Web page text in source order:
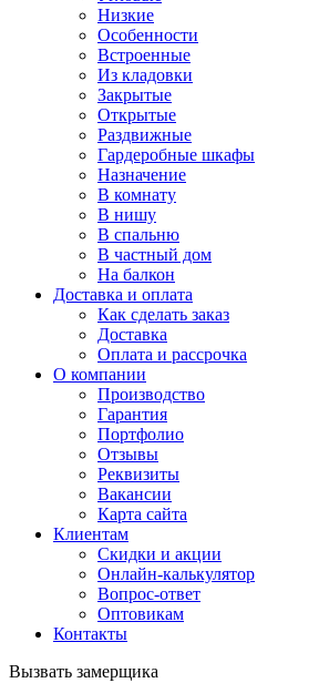
Низкие
Особенности
Встроенные
Из кладовки
Закрытые
Открытые
Раздвижные
Гардеробные шкафы
Назначение
В комнату
В нишу
В спальню
В частный дом
На балкон
Доставка и оплата
Как сделать заказ
Доставка
Оплата и рассрочка
О компании
Производство
Гарантия
Портфолио
Отзывы
Реквизиты
Вакансии
Карта сайта
Клиентам
Скидки и акции
Онлайн-калькулятор
Вопрос-ответ
Оптовикам
Контакты
Вызвать замерщика